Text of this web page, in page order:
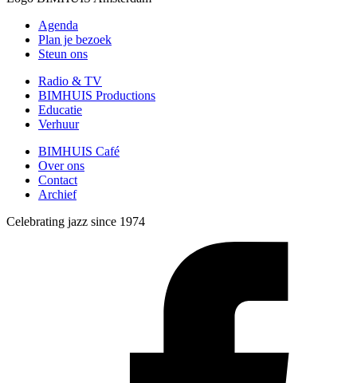
Agenda
Plan je bezoek
Steun ons
Radio & TV
BIMHUIS Productions
Educatie
Verhuur
BIMHUIS Café
Over ons
Contact
Archief
Celebrating jazz since 1974